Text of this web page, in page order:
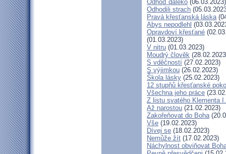
Odhoď daleko (06.03.2023)
Odhodili strach
Pravá křesťanská láska
Abys nepodlehl
Opravdoví křesťané
(01.03.2023)
V nitru (01.03.2023)
Moudrý člověk
S vděčností (27.02.2023)
S výjimkou (26.02.2023)
Škola lásky (25.02.2023)
12 stupňů křesťanské
Všechna jeho práce
Z listu svatého Klementa I.
Až narostou (21.02.2023)
Zakořeňovat do Boha
Vše (19.02.2023)
Dívej se (18.02.2023)
Nemůže žít (17.02.2023)
Náchylnost obviňovat